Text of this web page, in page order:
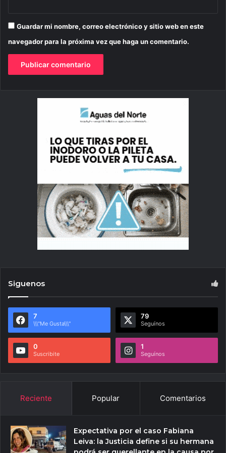
Guardar mi nombre, correo electrónico y sitio web en este
navegador para la próxima vez que haga un comentario.
Siguenos
7
\\\"Me Gusta\\\"
79
Seguínos
0
Suscribite
1
Seguínos
Reciente Popular Comentarios
Expectativa por el caso Fabiana
Leiva: la Justicia define si su hermana